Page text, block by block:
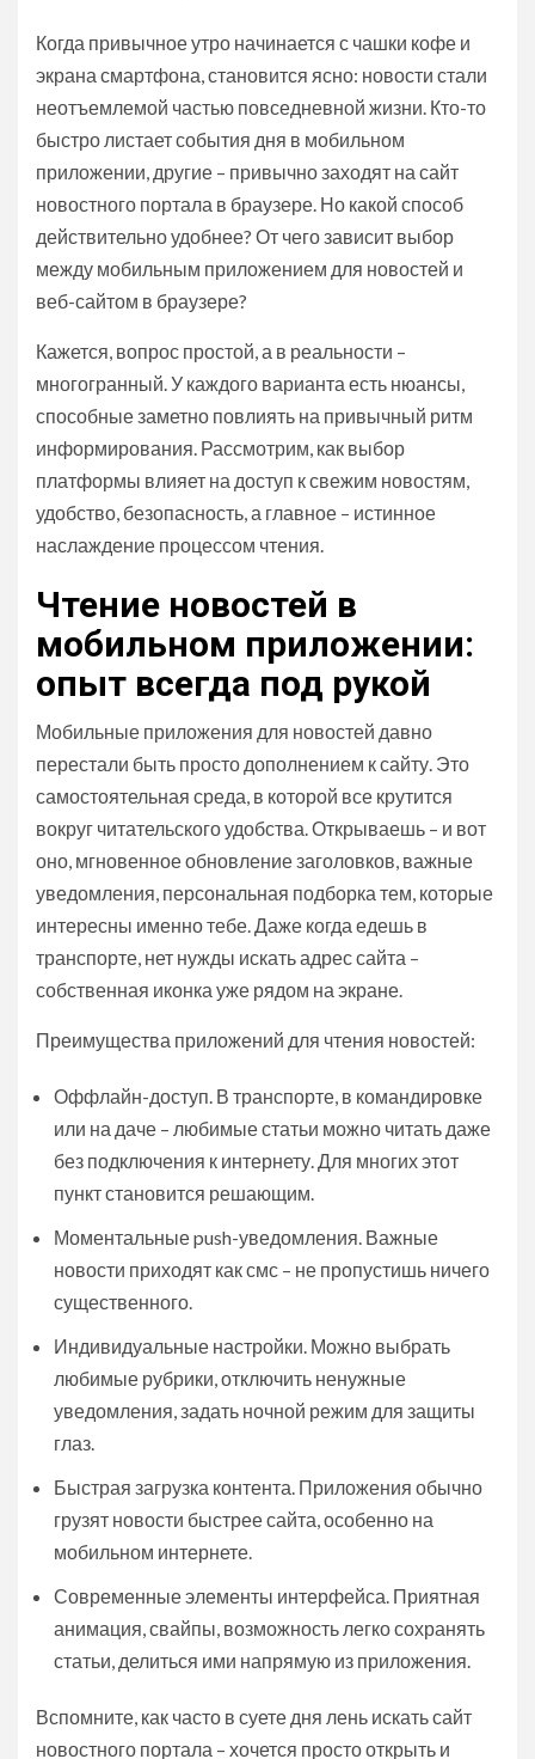
Когда привычное утро начинается с чашки кофе и
экрана смартфона, становится ясно: новости стали
неотъемлемой частью повседневной жизни. Кто-то
быстро листает события дня в мобильном
приложении, другие – привычно заходят на сайт
новостного портала в браузере. Но какой способ
действительно удобнее? От чего зависит выбор
между мобильным приложением для новостей и
веб-сайтом в браузере?
Кажется, вопрос простой, а в реальности –
многогранный. У каждого варианта есть нюансы,
способные заметно повлиять на привычный ритм
информирования. Рассмотрим, как выбор
платформы влияет на доступ к свежим новостям,
удобство, безопасность, а главное – истинное
наслаждение процессом чтения.
Чтение новостей в
мобильном приложении:
опыт всегда под рукой
Мобильные приложения для новостей давно
перестали быть просто дополнением к сайту. Это
самостоятельная среда, в которой все крутится
вокруг читательского удобства. Открываешь – и вот
оно, мгновенное обновление заголовков, важные
уведомления, персональная подборка тем, которые
интересны именно тебе. Даже когда едешь в
транспорте, нет нужды искать адрес сайта –
собственная иконка уже рядом на экране.
Преимущества приложений для чтения новостей:
Оффлайн-доступ. В транспорте, в командировке
или на даче – любимые статьи можно читать даже
без подключения к интернету. Для многих этот
пункт становится решающим.
Моментальные push-уведомления. Важные
новости приходят как смс – не пропустишь ничего
существенного.
Индивидуальные настройки. Можно выбрать
любимые рубрики, отключить ненужные
уведомления, задать ночной режим для защиты
глаз.
Быстрая загрузка контента. Приложения обычно
грузят новости быстрее сайта, особенно на
мобильном интернете.
Современные элементы интерфейса. Приятная
анимация, свайпы, возможность легко сохранять
статьи, делиться ими напрямую из приложения.
Вспомните, как часто в суете дня лень искать сайт
новостного портала – хочется просто открыть и